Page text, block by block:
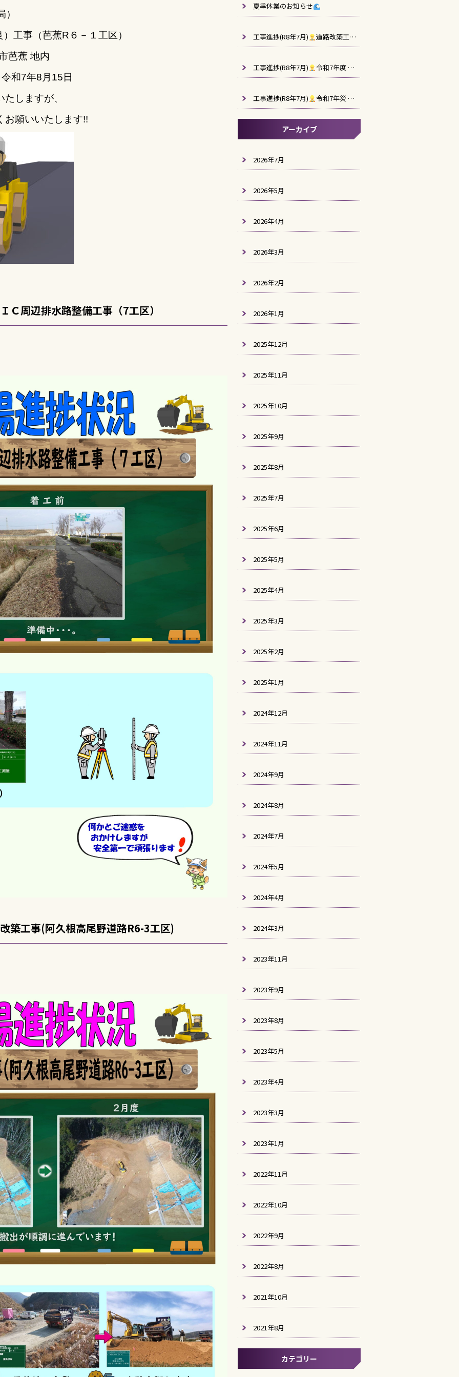
）
工事（芭蕉R６－１工区）
芭蕉 地内
7年8月15日
しますが、
お願いいたします!!
Ｃ周辺排水路整備工事（7工区）
築工事(阿久根高尾野道路R6-3工区)
夏季休業のお知らせ
工事進捗(R8年7月) 道路改築工事(阿久根高尾野道路R7-1工区)
工事進捗(R8年7月) 令和7年度 西回り道上り線用駐車場造成工事（2工区）
工事進捗(R8年7月) 令和7年災 第1001号 農業用施設災害復旧工事（別府地区）
アーカイブ
2026年7月
2026年5月
2026年4月
2026年3月
2026年2月
2026年1月
2025年12月
2025年11月
2025年10月
2025年9月
2025年8月
2025年7月
2025年6月
2025年5月
2025年4月
2025年3月
2025年2月
2025年1月
2024年12月
2024年11月
2024年9月
2024年8月
2024年7月
2024年5月
2024年4月
2024年3月
2023年11月
2023年9月
2023年8月
2023年5月
2023年4月
2023年3月
2023年1月
2022年11月
2022年10月
2022年9月
2022年8月
2021年10月
2021年8月
カテゴリー